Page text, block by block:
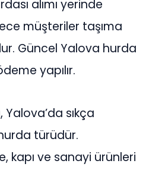
alımı yerinde
müşteriler taşıma
Güncel Yalova hurda
yapılır.
sıkça
türüdür.
kapı ve sanayi ürünleri